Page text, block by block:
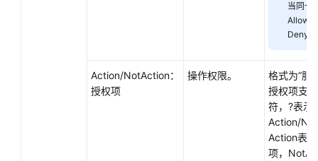
当同一
Allow
Deny
Action/NotAction：
授权项
操作权限。
格式为“服
授权项支
符，?表示
Action/
Action表
项，